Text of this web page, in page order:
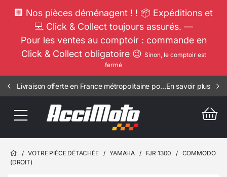
🏢 Nos pièces déménagent ! ! 📦 Expéditions et
💻 Click & Collect toujours assurés. —
Pour les ventes au comptoir : commande en
Click & Collect obligatoire 😉 Sinon, le comptoir est
fermé
Livraison offerte en France métropolitaine pour toute commande supérieure à 300€ ttc ( hors moteur )En savoir plus
/ VOTRE PIÈCE DÉTACHÉE / YAMAHA / FJR 1300 /
COMMODO
(DROIT)